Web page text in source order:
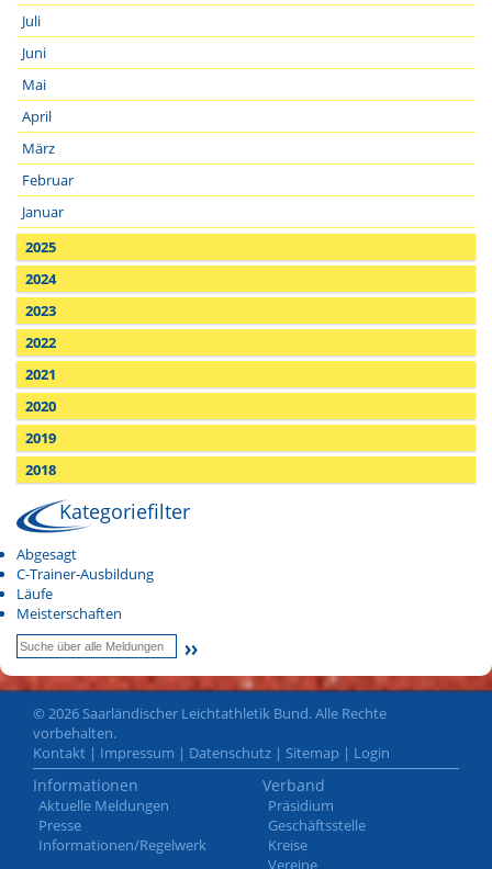
Juli
Juni
Mai
April
März
Februar
Januar
2025
2024
2023
2022
2021
2020
2019
2018
Kategoriefilter
Abgesagt
C-Trainer-Ausbildung
Läufe
Meisterschaften
© 2026 Saarländischer Leichtathletik Bund. Alle Rechte
vorbehalten.
Kontakt | Impressum | Datenschutz | Sitemap | Login
Informationen
Aktuelle Meldungen
Presse
Informationen/Regelwerk
Verband
Präsidium
Geschäftsstelle
Kreise
Vereine